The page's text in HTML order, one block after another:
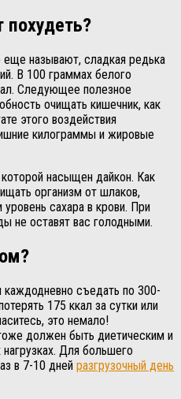
похудеть?
называют, сладкая редька
В 100 граммах белого
Следующее полезное
очищать кишечник, как
этого воздействия
килограммы и жировые
насыщен дайкон. Как
организм от шлаков,
сахара в крови. При
не оставят вас голодными.
каждодневно съедать по 300-
175 ккал за сутки или
это немало!
должен быть диетическим и
Для большего
в 7-10 дней разгрузочный день